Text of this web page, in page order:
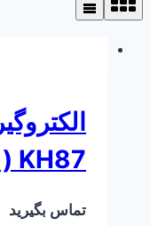
KH87 ( کرانویل پینیون )
تماس بگیرید